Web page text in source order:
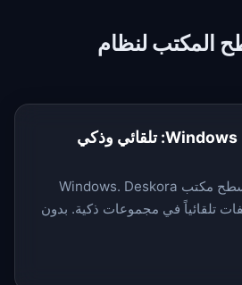
المكتب لنظام
منظّم سطح مكتب Windows: تلقائي وذكي
أفضل منظّم مجاني لسطح مكتب Windows. Deskora
تلقائياً في مجموعات ذكية. بدون